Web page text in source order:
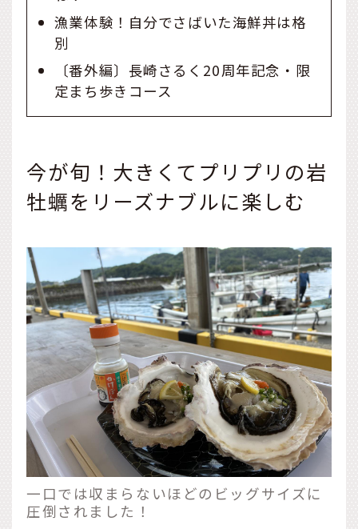
漁業体験！自分でさばいた海鮮丼は格
別
〔番外編〕長崎さるく20周年記念・限
定まち歩きコース
今が旬！大きくてプリプリの岩
牡蠣をリーズナブルに楽しむ
一口では収まらないほどのビッグサイズに
圧倒されました！